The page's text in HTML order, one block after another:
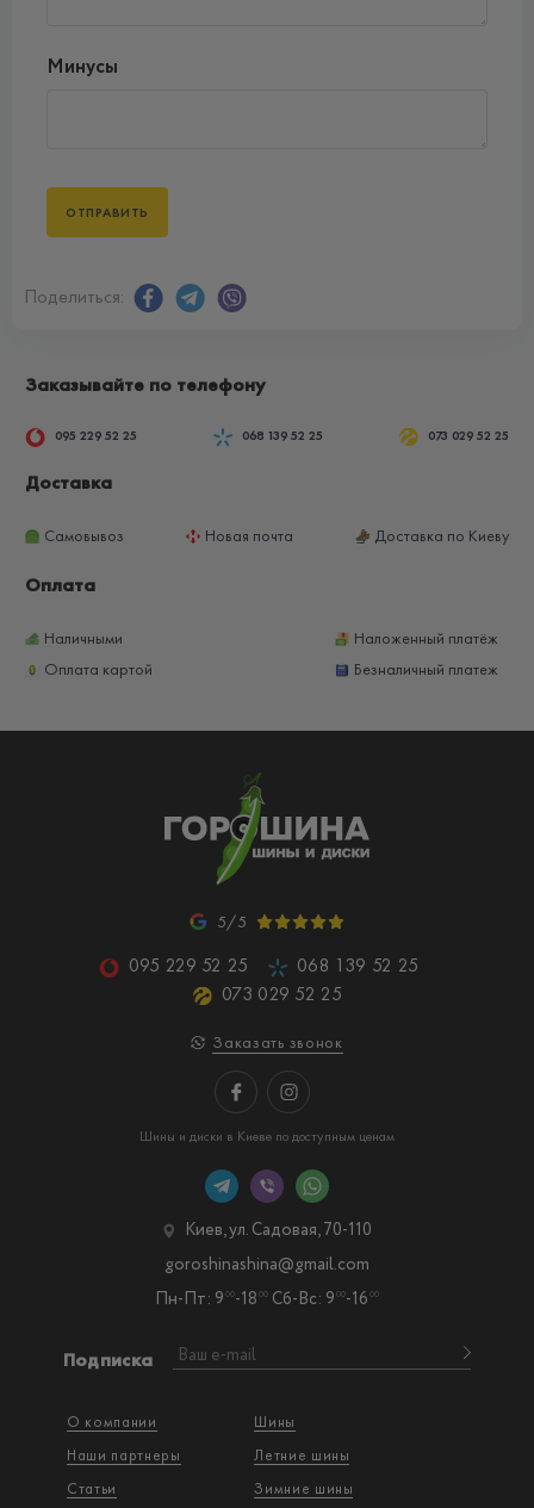
Минусы
Поделиться:
Заказывайте по телефону
095 229 52 25 068 139 52 25 073 029 52 25
Доставка
Самовывоз Новая почта Доставка по Киеву
Оплата
Наличными
Наложенный платёж
Оплата картой
Безналичный платеж
5/5
095 229 52 25
068 139 52 25
073 029 52 25
Заказать звонок
Шины и диски в Киеве по доступным ценам
О компании
Наши партнеры
Статьи
Шины
Летние шины
Зимние шины
Подписка
Киев, ул. Садовая, 70-110
Пн-Пт: 9 00-18 00 Сб-Вс: 9 00-16 00
goroshinashina@gmail.com